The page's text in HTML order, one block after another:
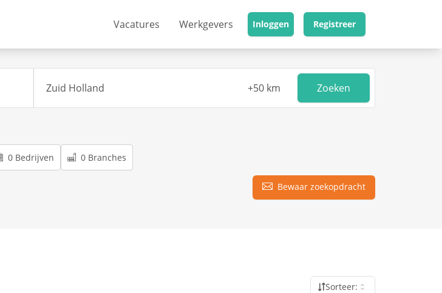
Vacatures Werkgevers Inloggen Registreer
Zoeken
0 Bedrijven 0 Branches
Bewaar zoekopdracht
Sorteer: